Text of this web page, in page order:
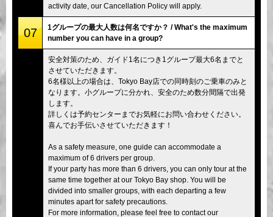
activity date, our Cancellation Policy will apply.
07
1グループの最大人数は何名ですか？ / What's the maximum
number you can have in a group?
安全対策のため、ガイド1名につき1グループ最大6名までと
させていただきます。
6名様以上の場合は、Tokyo Bay店での同時刻のご乗車のみと
なります。小グループに分かれ、安全のため数分間隔で出発
します。
詳しくは予約センターまでお気軽にお問い合わせください。
喜んでお手伝いさせていただきます！
As a safety measure, one guide can accommodate a
maximum of 6 drivers per group.
If your party has more than 6 drivers, you can only tour at the
same time together at our Tokyo Bay shop. You will be
divided into smaller groups, with each departing a few
minutes apart for safety precautions.
For more information, please feel free to contact our